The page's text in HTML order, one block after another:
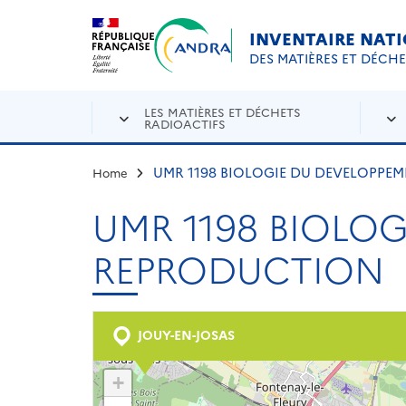
Aller au contenu principal
INVENTAIRE
DES MATIÈRES ET
LES MATIÈRES ET DÉCHETS
RADIOACTIFS
Home UMR 1198 BIOLOGIE DU
UMR 1198
REPRODUCTION
JOUY-EN-JOSAS
+